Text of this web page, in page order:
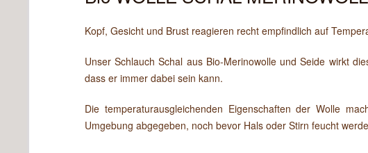
Kopf, Gesicht und Brust reagieren recht empfindlich auf
Unser Schlauch Schal aus Bio-Merinowolle und Seide wirkt
dass er immer dabei sein kann.
Die temperaturausgleichenden Eigenschaften der Wolle
Umgebung abgegeben, noch bevor Hals oder Stirn feucht